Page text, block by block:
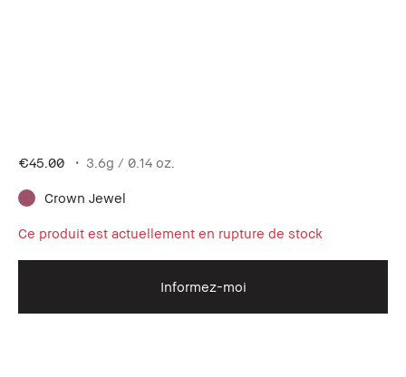
€45.00 3.6g / 0.14 oz.
Crown Jewel
Ce produit est actuellement en rupture de stock
Informez-moi